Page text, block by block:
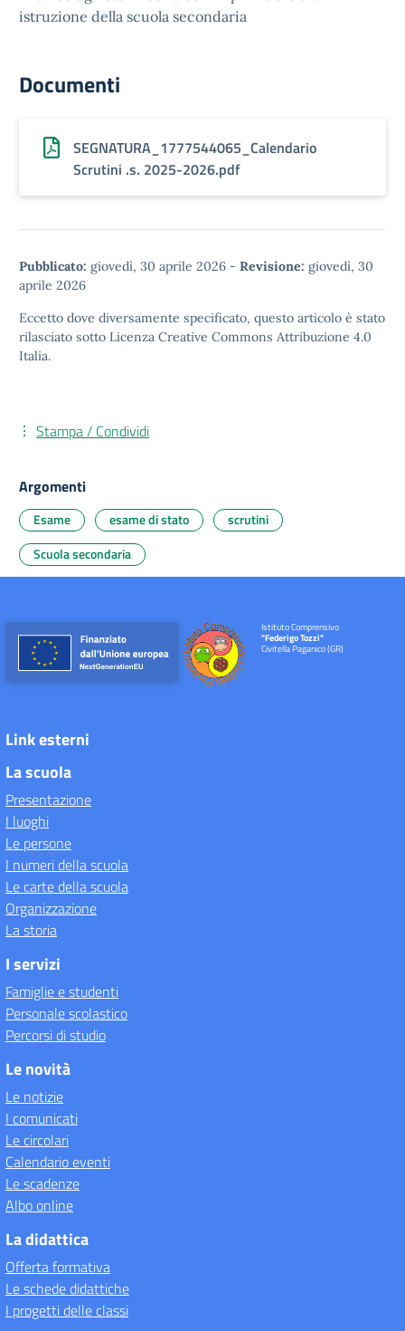
istruzione della scuola secondaria
Documenti
SEGNATURA_1777544065_Calendario
Scrutini .s. 2025-2026.pdf
Pubblicato: giovedì, 30 aprile 2026 - Revisione: giovedì, 30
aprile 2026
Eccetto dove diversamente specificato, questo articolo è stato
rilasciato sotto Licenza Creative Commons Attribuzione 4.0
Italia.
Stampa / Condividi
Argomenti
Esame esame di stato
scrutini
Scuola secondaria
Istituto Comprensivo
"Federigo Tozzi"
Civitella Paganico (GR)
Link esterni
La scuola
Presentazione
I luoghi
Le persone
I numeri della scuola
Le carte della scuola
Organizzazione
La storia
I servizi
Famiglie e studenti
Personale scolastico
Percorsi di studio
Le novità
Le notizie
I comunicati
Le circolari
Calendario eventi
Le scadenze
Albo online
La didattica
Offerta formativa
Le schede didattiche
I progetti delle classi